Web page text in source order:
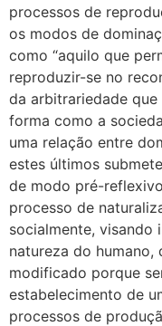
processos de
os modos de
como “aquilo que
reproduzir-se no
da arbitrariedade que
forma como a
uma relação entre
estes últimos
de modo pré-
processo de
socialmente, visando
natureza do humano,
modificado porque
estabelecimento de
processos de